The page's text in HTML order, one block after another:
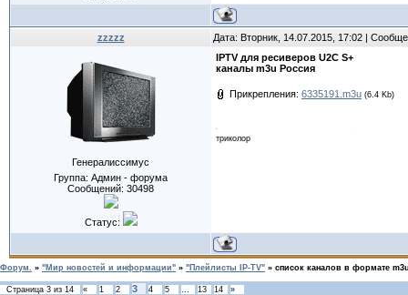
zzzzz Дата: Вторник, 14.07.2015, 17:02 |
Генералиссимус
Группа: Админ - форума
Сообщений: 30498
Статус:
IPTV для ресиверов U2C S+
каналы m3u Россия
Прикрепления: 6335191.m3u (6.4 Kb)
триколор
Форум. » "Мир новостей и информации" » "Плейлисты IP-TV" » список каналов в формате
Страница 3 из 14 « 1 2 3 4 5 … 13 14 »